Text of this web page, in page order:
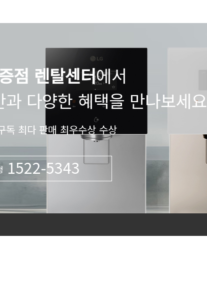
점 렌탈센터에서
다양한 혜택을 만나보세요
독 최다 판매 최우수상 수상
1522-5343